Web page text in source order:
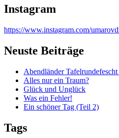
Instagram
https://www.instagram.com/
Neuste Beiträge
Abendländer
Alles nur ein Traum?
Glück und Unglück
Was ein Fehler!
Ein schöner Tag (Teil 2)
Tags